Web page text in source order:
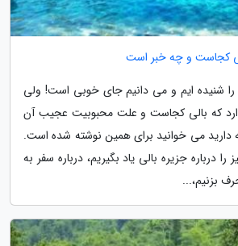
کجاست و چه خبر است
را شنیده ایم و می دانیم جای خوبی است! ولی
که بالی کجاست و علت محبوبیت عجیب آن
می خوانید برای همین نوشته شده است.
درباره جزیره بالی یاد بگیریم، درباره سفر به
بزنیم،...